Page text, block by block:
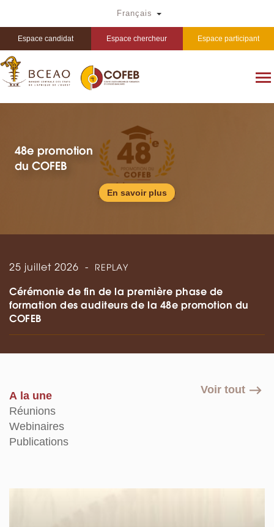
principal
Français Toggle Dropdown
Espace candidat Espace chercheur Espace participant
48e promotion
du COFEB
En savoir plus
25 juillet 2026 REPLAY
Cérémonie de fin de la première phase de
formation des auditeurs de la 48e promotion du
COFEB
Voir tout
A la une
Réunions
Webinaires
Publications